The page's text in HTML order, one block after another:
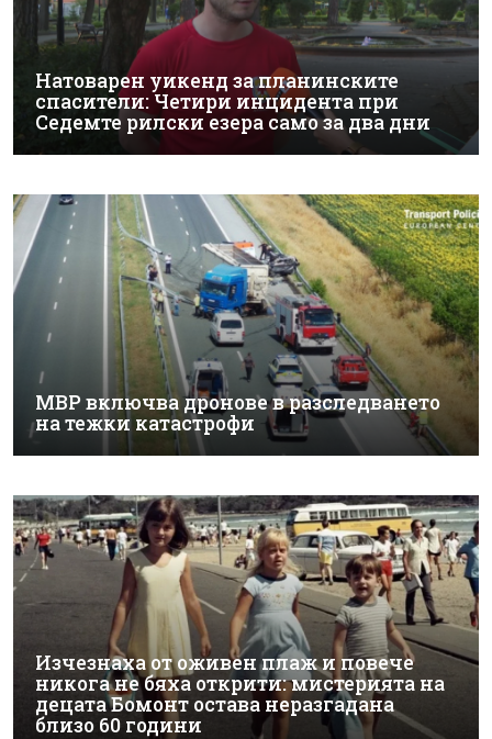
Натоварен уикенд за планинските
спасители: Четири инцидента при
Седемте рилски езера само за два дни
МВР включва дронове в разследването
на тежки катастрофи
Изчезнаха от оживен плаж и повече
никога не бяха открити: мистерията на
децата Бомонт остава неразгадана
близо 60 години